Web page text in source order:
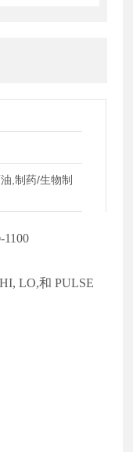
,制药/生物制
-1100
LO,和 PULSE